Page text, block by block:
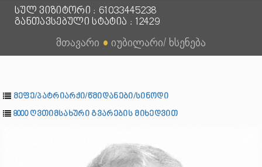
სულ ვიზიტორი : 61033445238
განთავსებული სტატია : 12429
მთავარი ● იუბილარი/ ხსენება
მეფე/პატრიარქი/წმიდანები/სინოდი
8000 ღვთიმსახური გვარების მიხედვით